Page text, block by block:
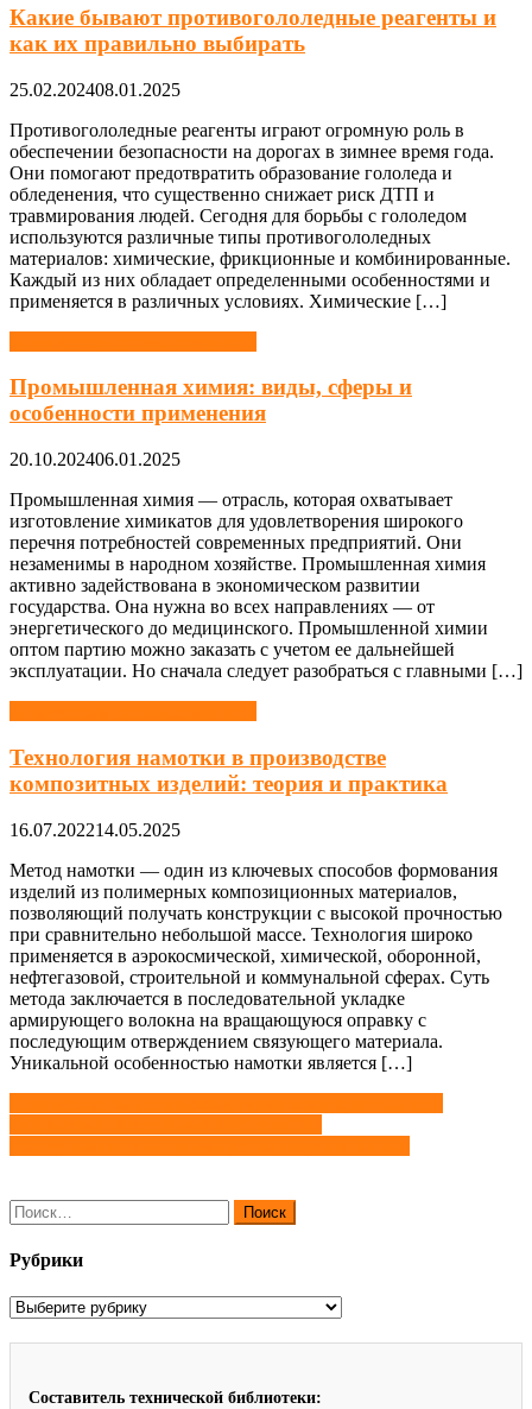
Какие бывают противогололедные реагенты и
как их правильно выбирать
25.02.202408.01.2025
Противогололедные реагенты играют огромную роль в
обеспечении безопасности на дорогах в зимнее время года.
Они помогают предотвратить образование гололеда и
обледенения, что существенно снижает риск ДТП и
травмирования людей. Сегодня для борьбы с гололедом
используются различные типы противогололедных
материалов: химические, фрикционные и комбинированные.
Каждый из них обладает определенными особенностями и
применяется в различных условиях. Химические […]
Промышленная химия: виды, сферы и
особенности применения
20.10.202406.01.2025
Промышленная химия — отрасль, которая охватывает
изготовление химикатов для удовлетворения широкого
перечня потребностей современных предприятий. Они
незаменимы в народном хозяйстве. Промышленная химия
активно задействована в экономическом развитии
государства. Она нужна во всех направлениях — от
энергетического до медицинского. Промышленной химии
оптом партию можно заказать с учетом ее дальнейшей
эксплуатации. Но сначала следует разобраться с главными […]
Технология намотки в производстве
композитных изделий: теория и практика
16.07.202214.05.2025
Метод намотки — один из ключевых способов формования
изделий из полимерных композиционных материалов,
позволяющий получать конструкции с высокой прочностью
при сравнительно небольшой массе. Технология широко
применяется в аэрокосмической, химической, оборонной,
нефтегазовой, строительной и коммунальной сферах. Суть
метода заключается в последовательной укладке
армирующего волокна на вращающуюся оправку с
последующим отверждением связующего материала.
Уникальной особенностью намотки является […]
Навигация
по
Найти:
Рубрики
Рубрики
Составитель технической библиотеки: